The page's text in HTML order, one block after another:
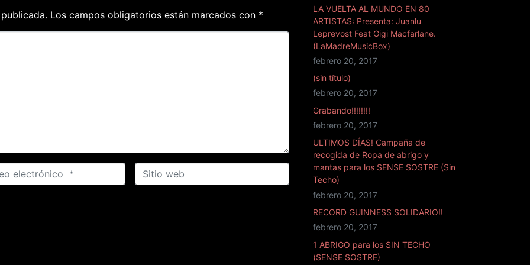
Los campos obligatorios están marcados con *
i
LA VUELTA AL MUNDO EN 80
ARTISTAS: Presenta: Juanlu
Leprevost Feat Gigi Macfarlane.
(LaMadreMusicBox)
febrero 20, 2017
(sin título)
febrero 20, 2017
Grabando!!!!!!!!
febrero 20, 2017
ULTIMOS DÍAS! Campaña de
recogida de Ropa de abrigo y
mantas para los SENSE SOSTRE (Sin
Techo)
febrero 20, 2017
RECORD GUINNESS SOLIDARIO!!
febrero 20, 2017
1 ABRIGO para los SIN TECHO
(SENSE SOSTRE)